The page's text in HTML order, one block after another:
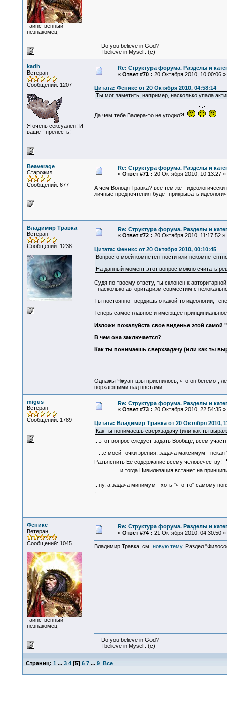
таинственный
незнакомец
— Do you believe in God?
— I believe in Myself. (c)
kadh
Ветеран
Сообщений: 1207
Я очень сексуален! И
ваще - прелесть!
Re: Структура форума. Разделы и
« Ответ #70 : 20 Октября 2010, 10:00:06 »
Цитата: Феникс от 20 Октября 2010, 04:58:14
Ты мог заметить, например, насколько упала
Да чем тебе Валера-то не угодил?!
Beaverage
Старожил
Сообщений: 677
Re: Структура форума. Разделы и
« Ответ #71 : 20 Октября 2010, 10:13:27 »
А чем Володя Травка? все тем же -
личные предпочтения будет прикрывать
Владимир Травка
Ветеран
Сообщений: 1238
Re: Структура форума. Разделы и
« Ответ #72 : 20 Октября 2010, 11:17:52 »
Цитата: Феникс от 20 Октября 2010, 00:10:45
Вопрос о моей компетентности или
На данный момент этот вопрос можно считать
Судя по твоему ответу, ты склонен к
- насколько авторитаризм совместим с
Ты постоянно твердишь о какой-то идеологии,
Теперь самое главное и имеющее
Изложи пожалуйста свое виденье этой самой
В чем она заключается?
Как ты понимаешь сверхзадачу (или как ты
Однажы Чжуан-цзы приснилось, что он бегемот,
порхающими над цветами.
migus
Ветеран
Сообщений: 1789
Re: Структура форума. Разделы и
« Ответ #73 : 20 Октября 2010, 22:54:35 »
Цитата: Владимир Травка от 20 Октября 2010,
Как ты понимаешь сверхзадачу (или как ты
...этот вопрос следует задать Вообще, всем
...с моей точки зрения, задача максимум -
Разъяснить Её содержание всему человечеству!
...и тогда Цивилизация встанет на
...ну, а задача минимум - хоть "что-то" самому
Феникс
Ветеран
Сообщений: 1045
таинственный
незнакомец
Re: Структура форума. Разделы и
« Ответ #74 : 21 Октября 2010, 04:30:50 »
Владимир Травка, см. новую тему. Раздел
— Do you believe in God?
— I believe in Myself. (c)
Страниц: 1 ... 3 4[5] 6 7 ... 9 Все